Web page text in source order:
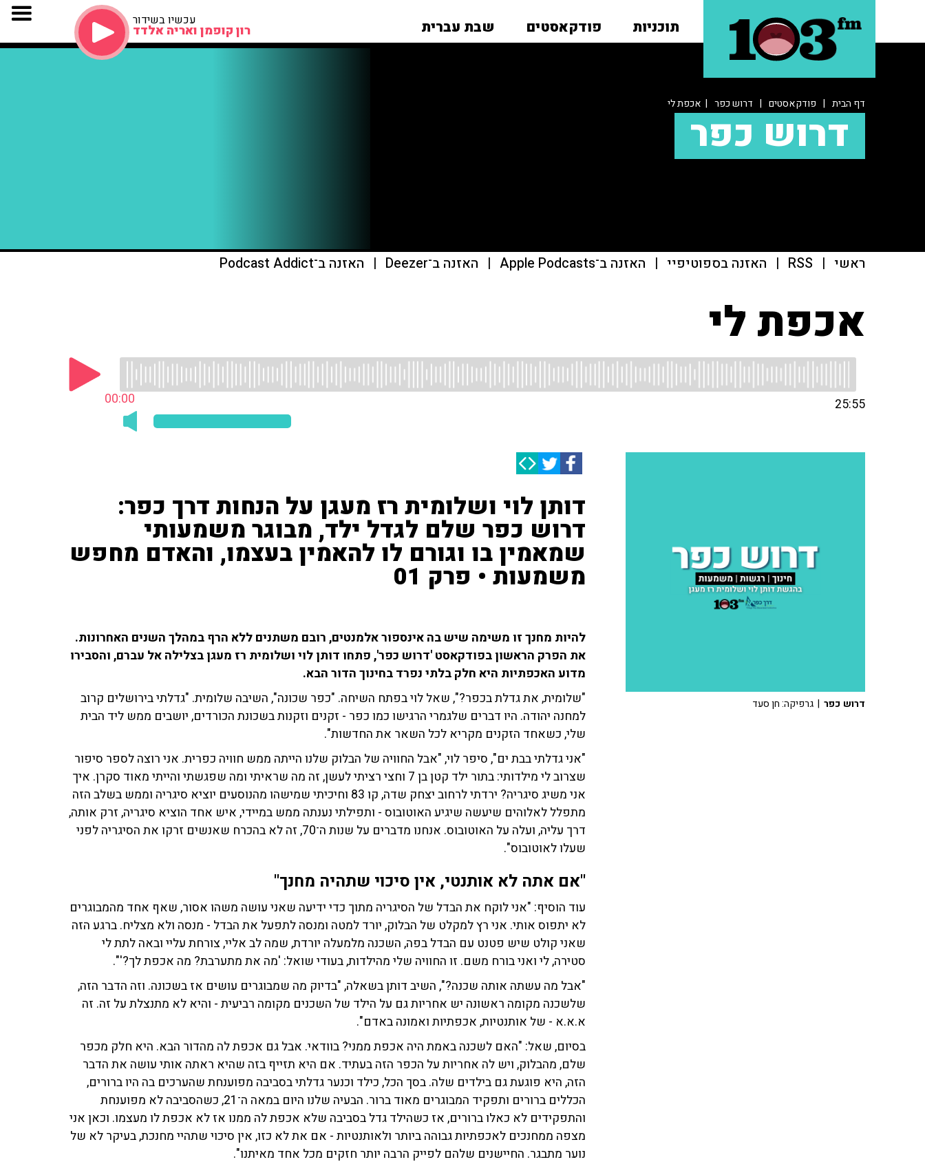
תוכניות פודקאסטים שבת עברית עכשיו בשידור
רון קופמן ואריה אלדד
דף הבית | פודקאסטים | דרוש כפר | אכפת לי
דרוש כפר
ראשי |
RSS
| האזנה בספוטיפיי | האזנה ב־Apple Podcasts | האזנה ב־Deezer | האזנה ב־Podcast Addict
אכפת לי
00:00 25:55
דותן לוי ושלומית רז מעגן על הנחות דרך כפר:
דרוש כפר שלם לגדל ילד, מבוגר משמעותי
שמאמין בו וגורם לו להאמין בעצמו, והאדם מחפש
משמעות • פרק 01
להיות מחנך זו משימה שיש בה אינספור אלמנטים, רובם משתנים ללא הרף במהלך השנים האחרונות.
את הפרק הראשון בפודקאסט 'דרוש כפר', פתחו דותן לוי ושלומית רז מעגן בצלילה אל עברם, והסבירו
מדוע האכפתיות היא חלק בלתי נפרד בחינוך הדור הבא.
"שלומית, את גדלת בכפר?", שאל לוי בפתח השיחה. "כפר שכונה", השיבה שלומית. "גדלתי בירושלים קרוב
למחנה יהודה. היו דברים שלגמרי הרגישו כמו כפר - זקנים וזקנות בשכונת הכורדים, יושבים ממש ליד הבית
שלי, כשאחד הזקנים מקריא לכל השאר את החדשות".
"אני גדלתי בבת ים", סיפר לוי, "אבל החוויה של הבלוק שלנו הייתה ממש חוויה כפרית. אני רוצה לספר סיפור
שצרוב לי מילדותי: בתור ילד קטן בן 7 וחצי רציתי לעשן, זה מה שראיתי ומה שפגשתי והייתי מאוד סקרן. איך
אני משיג סיגריה? ירדתי לרחוב יצחק שדה, קו 83 וחיכיתי שמישהו מהנוסעים יוציא סיגריה וממש בשלב הזה
מתפלל לאלוהים שיעשה שיגיע האוטובוס - ותפילתי נענתה ממש במיידי, איש אחד הוציא סיגריה, זרק אותה,
דרך עליה, ועלה על האוטובוס. אנחנו מדברים על שנות ה־70, זה לא בהכרח שאנשים זרקו את הסיגריה לפני
שעלו לאוטובוס".
"אם אתה לא אותנטי, אין סיכוי שתהיה מחנך"
עוד הוסיף: "אני לוקח את הבדל של הסיגריה מתוך כדי ידיעה שאני עושה משהו אסור, שאף אחד מהמבוגרים
לא יתפוס אותי. אני רץ למקלט של הבלוק, יורד למטה ומנסה לתפעל את הבדל - מנסה ולא מצליח. ברגע הזה
שאני קולט שיש פטנט עם הבדל בפה, השכנה מלמעלה יורדת, שמה לב אליי, צורחת עליי ובאה לתת לי
סטירה, לי ואני בורח משם. זו החוויה שלי מהילדות, בעודי שואל: 'מה את מתערבת? מה אכפת לך?'".
"אבל מה עשתה אותה שכנה?", השיב דותן בשאלה, "בדיוק מה שמבוגרים עושים אז בשכונה. וזה הדבר הזה,
שלשכנה מקומה ראשונה יש אחריות גם על הילד של השכנים מקומה רביעית - והיא לא מתנצלת על זה. זה
א.א.א - של אותנטיות, אכפתיות ואמונה באדם".
בסיום, שאל: "האם לשכנה באמת היה אכפת ממני? בוודאי. אבל גם אכפת לה מהדור הבא. היא חלק מכפר
שלם, מהבלוק, ויש לה אחריות על הכפר הזה בעתיד. אם היא תזייף בזה שהיא ראתה אותי עושה את הדבר
הזה, היא פוגעת גם בילדים שלה. בסך הכל, כילד וכנער גדלתי בסביבה מפוענחת שהערכים בה היו ברורים,
הכללים ברורים ותפקיד המבוגרים מאוד ברור. הבעיה שלנו היום במאה ה־21, כשהסביבה לא מפוענחת
והתפקידים לא כאלו ברורים, אז כשהילד גדל בסביבה שלא אכפת לה ממנו אז לא אכפת לו מעצמו. וכאן אני
מצפה ממחנכים לאכפתיות גבוהה ביותר ולאותנטיות - אם את לא כזו, אין סיכוי שתהיי מחנכת, בעיקר לא של
נוער מתבגר. החיישנים שלהם לפייק הרבה יותר חזקים מכל אחד מאיתנו".
דרוש כפר | גרפיקה: חן סעד